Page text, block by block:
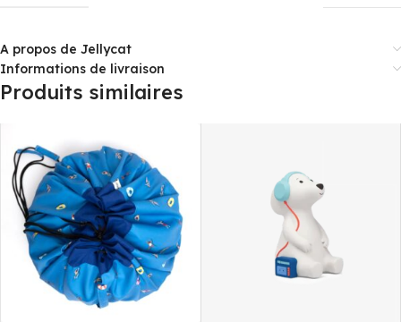
A propos de Jellycat
Informations de livraison
Produits similaires